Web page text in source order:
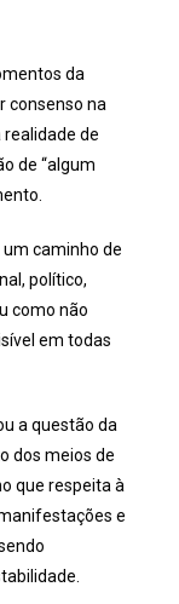
da
consenso na
de
de “algum
caminho de
político,
como não
em todas
a questão da
dos meios de
que respeita à
e